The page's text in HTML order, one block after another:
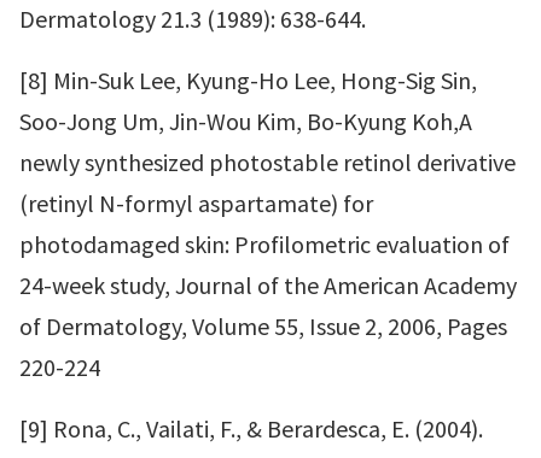
Dermatology 21.3 (1989): 638-644.
[8] Min-Suk Lee, Kyung-Ho Lee, Hong-Sig Sin,
Soo-Jong Um, Jin-Wou Kim, Bo-Kyung Koh,A
newly synthesized photostable retinol derivative
(retinyl N-formyl aspartamate) for
photodamaged skin: Profilometric evaluation of
24-week study, Journal of the American Academy
of Dermatology, Volume 55, Issue 2, 2006, Pages
220-224
[9] Rona, C., Vailati, F., & Berardesca, E. (2004).